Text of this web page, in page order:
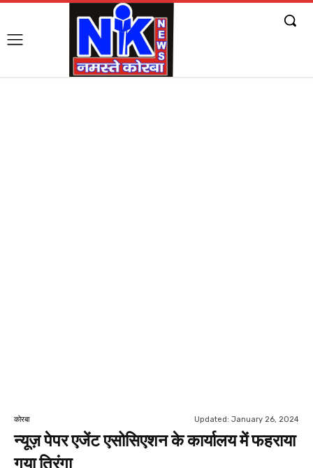
कोरबा Updated: January 26, 2024
न्यूज़ पेपर एजेंट एसोसिएशन के कार्यालय में फहराया
गया तिरंगा